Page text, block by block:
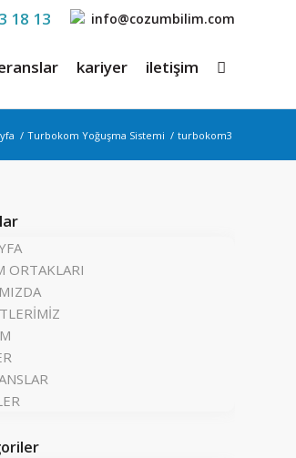
18 13 info@cozumbilim.com
kariyer iletişim
/ Turbokom Yoğuşma Sistemi / turbokom3
ORTAKLARI